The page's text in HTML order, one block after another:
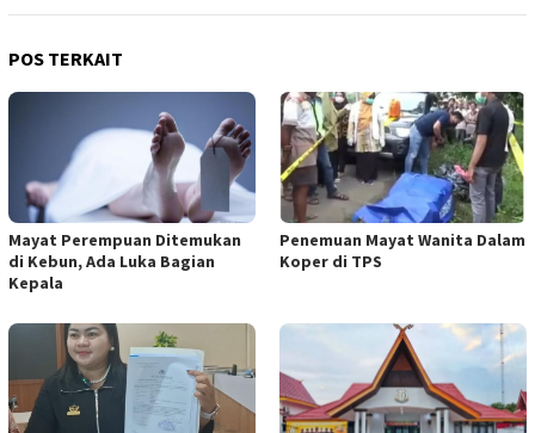
POS TERKAIT
Mayat Perempuan Ditemukan
di Kebun, Ada Luka Bagian
Kepala
Penemuan Mayat Wanita Dalam
Koper di TPS